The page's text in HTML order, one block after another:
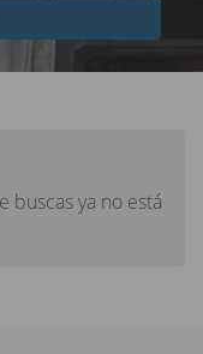
buscas ya no está